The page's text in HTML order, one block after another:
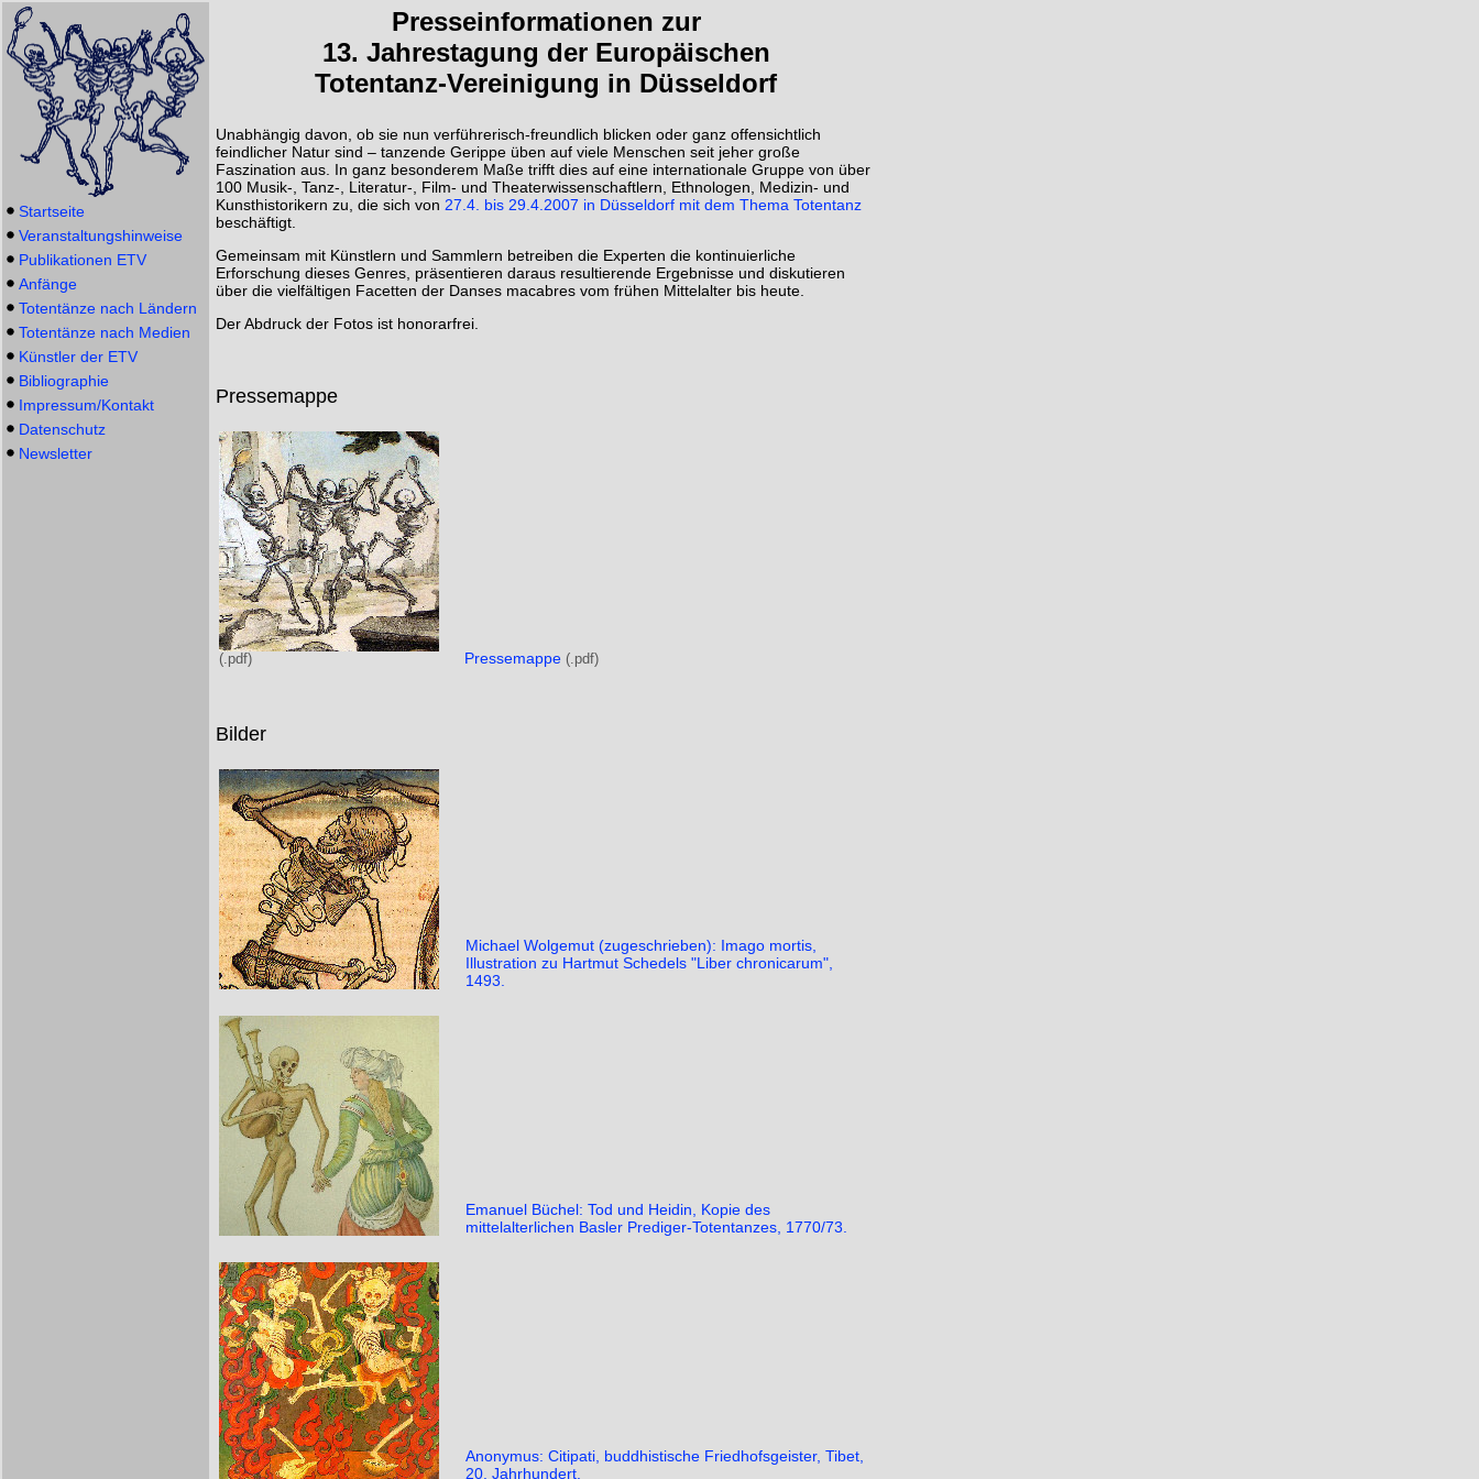
Startseite
Veranstaltungshinweise
Publikationen ETV
Anfänge
Totentänze nach Ländern
Totentänze nach Medien
Künstler der ETV
Bibliographie
Impressum/Kontakt
Datenschutz
Newsletter
Presseinformationen zur
13. Jahrestagung der Europäischen
Totentanz-Vereinigung in Düsseldorf
Unabhängig davon, ob sie nun verführerisch-freundlich blicken oder ganz offensichtlich
feindlicher Natur sind – tanzende Gerippe üben auf viele Menschen seit jeher große
Faszination aus. In ganz besonderem Maße trifft dies auf eine internationale Gruppe von über
100 Musik-, Tanz-, Literatur-, Film- und Theaterwissenschaftlern, Ethnologen, Medizin- und
Kunsthistorikern zu, die sich von 27.4. bis 29.4.2007 in Düsseldorf mit dem Thema Totentanz
beschäftigt.
Gemeinsam mit Künstlern und Sammlern betreiben die Experten die kontinuierliche
Erforschung dieses Genres, präsentieren daraus resultierende Ergebnisse und diskutieren
über die vielfältigen Facetten der Danses macabres vom frühen Mittelalter bis heute.
Der Abdruck der Fotos ist honorarfrei.
Pressemappe
Pressemappe
Bilder
Michael Wolgemut (zugeschrieben): Imago mortis,
Illustration zu Hartmut Schedels "Liber chronicarum",
1493.
Emanuel Büchel: Tod und Heidin, Kopie des
mittelalterlichen Basler Prediger-Totentanzes, 1770/73.
Anonymus: Citipati, buddhistische Friedhofsgeister, Tibet,
20. Jahrhundert.